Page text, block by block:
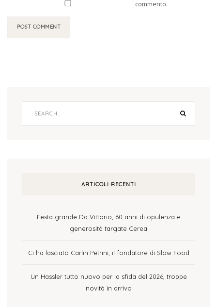
commento.
ARTICOLI RECENTI
Festa grande Da Vittorio, 60 anni di opulenza e
generosità targate Cerea
Ci ha lasciato Carlin Petrini, il fondatore di Slow Food
Un Hassler tutto nuovo per la sfida del 2026, troppe
novità in arrivo